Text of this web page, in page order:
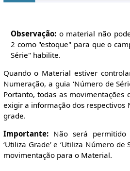
Observação: o material não
2 como "estoque" para que o
Série" habilite.
Quando o Material estiver
Numeração, a guia ‘Número de
Portanto, todas as movimentações
exigir a informação dos respectivos
grade.
Importante:Não será permitido
‘Utiliza Grade’ e ‘Utiliza Número
movimentação para o Material.